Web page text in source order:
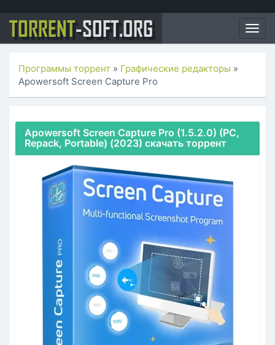
TORRENT-SOFT.ORG
Программы торрент » Графические редакторы »
Apowersoft Screen Capture Pro
Apowersoft Screen Capture Pro (1.5.2.0) (PC,
Repack, Portable) (2023) скачать торрент